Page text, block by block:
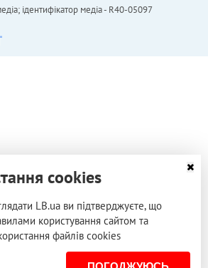
ідентифікатор медіа - R40-05097
cookies
LB.ua ви підтверджуєте, що
користування сайтом та
файлів cookies